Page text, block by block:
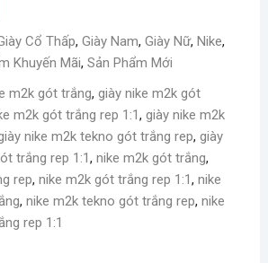
Cổ Thấp, Giày Nam, Giày Nữ, Nike,
Khuyến Mãi, Sản Phẩm Mới
m2k gót trắng, giày nike m2k gót
m2k gót trắng rep 1:1 , giày nike m2k
nike m2k tekno gót trắng rep, giày
trắng rep 1:1 , nike m2k gót trắng,
rep, nike m2k gót trắng rep 1:1 , nike
, nike m2k tekno gót trắng rep, nike
rep 1:1